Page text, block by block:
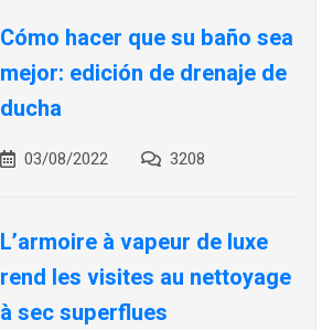
Cómo hacer que su baño sea
mejor: edición de drenaje de
ducha
03/08/2022 3208
L’armoire à vapeur de luxe
rend les visites au nettoyage
à sec superflues